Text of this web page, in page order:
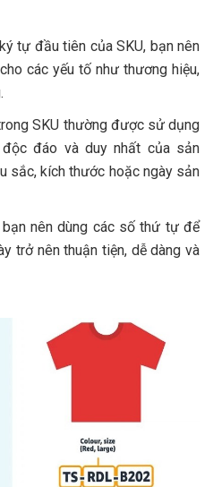
tự đầu tiên của SKU, bạn nên
các yếu tố như thương hiệu,
SKU thường được sử dụng
đáo và duy nhất của sản
sắc, kích thước hoặc ngày sản
nên dùng các số thứ tự để
trở nên thuận tiện, dễ dàng và